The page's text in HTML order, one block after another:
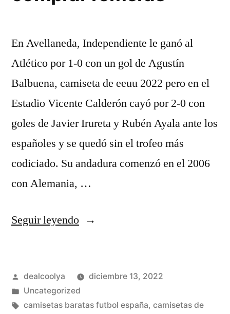
En Avellaneda, Independiente le ganó al
Atlético por 1-0 con un gol de Agustín
Balbuena, camiseta de eeuu 2022 pero en el
Estadio Vicente Calderón cayó por 2-0 con
goles de Javier Irureta y Rubén Ayala ante los
españoles y se quedó sin el trofeo más
codiciado. Su andadura comenzó en el 2006
con Alemania, …
Seguir leyendo«comprar
Publicado
por
dealcoolya
diciembre 13, 2022
Publicado
en
Uncategorized
Etiquetas:
camisetas baratas futbol españa, camisetas de